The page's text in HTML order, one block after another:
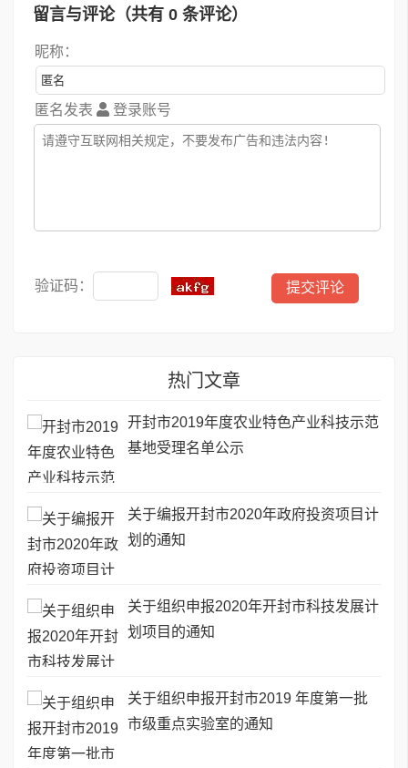
留言与评论（共有 0 条评论）
昵称：
匿名发表 登录账号
验证码：
热门文章
开封市2019年度农业特色产业科技示范
基地受理名单公示
关于编报开封市2020年政府投资项目计
划的通知
关于组织申报2020年开封市科技发展计
划项目的通知
关于组织申报开封市2019 年度第一批
市级重点实验室的通知